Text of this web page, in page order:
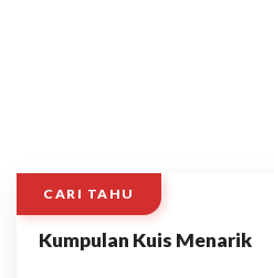
CARI TAHU
Kumpulan Kuis Menarik